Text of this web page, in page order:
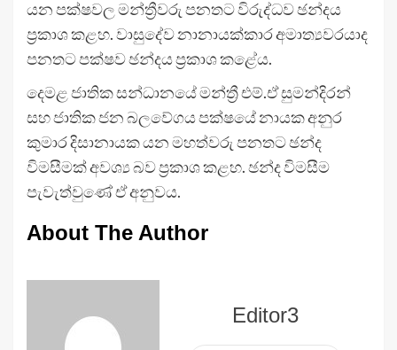
යන පක්ෂවල මන්ත්‍රීවරු පනතට විරුද්ධව ඡන්දය
ප්‍රකාශ කළහ. වාසුදේව නානායක්කාර අමාත්‍යවරයාද
පනතට පක්ෂව ඡන්දය ප්‍රකාශ කළේය.
දෙමළ ජාතික සන්ධානයේ මන්ත්‍රී එම්.ඒ සුමන්දිරන්
සහ ජාතික ජන බලවේගය පක්ෂයේ නායක අනුර
කුමාර දිසානායක යන මහත්වරු පනතට ඡන්ද
විමසීමක් අවශ්‍ය බව ප්‍රකාශ කළහ. ඡන්ද විමසීම
පැවැත්වුණේ ඒ අනුවය.
About The Author
Editor3